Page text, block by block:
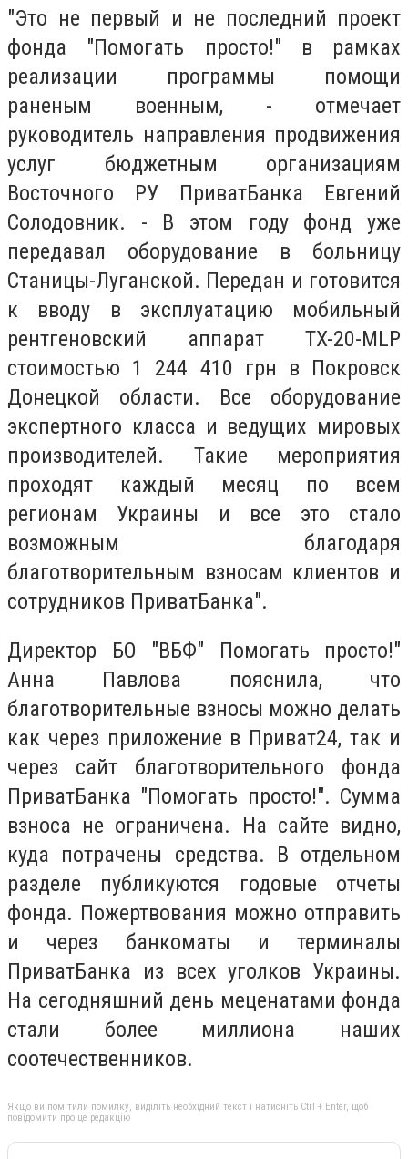
"Это не первый и не последний проект
фонда "Помогать просто!" в рамках
реализации программы помощи
раненым военным, - отмечает
руководитель направления продвижения
услуг бюджетным организациям
Восточного РУ ПриватБанка Евгений
Солодовник. - В этом году фонд уже
передавал оборудование в больницу
Станицы-Луганской. Передан и готовится
к вводу в эксплуатацию мобильный
рентгеновский аппарат TX-20-MLP
стоимостью 1 244 410 грн в Покровск
Донецкой области. Все оборудование
экспертного класса и ведущих мировых
производителей. Такие мероприятия
проходят каждый месяц по всем
регионам Украины и все это стало
возможным благодаря
благотворительным взносам клиентов и
сотрудников ПриватБанка".
Директор БО "ВБФ" Помогать просто!"
Анна Павлова пояснила, что
благотворительные взносы можно делать
как через приложение в Приват24, так и
через сайт благотворительного фонда
ПриватБанка "Помогать просто!". Сумма
взноса не ограничена. На сайте видно,
куда потрачены средства. В отдельном
разделе публикуются годовые отчеты
фонда. Пожертвования можно отправить
и через банкоматы и терминалы
ПриватБанка из всех уголков Украины.
На сегодняшний день меценатами фонда
стали более миллиона наших
соотечественников.
Якщо ви помітили помилку, виділіть необхідний текст і натисніть Ctrl + Enter, щоб
повідомити про це редакцію